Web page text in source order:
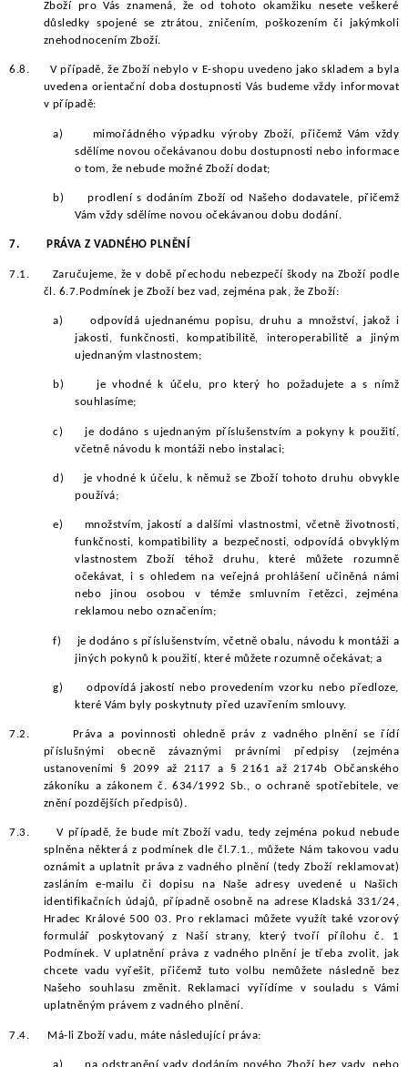
Zboží pro Vás znamená, že od tohoto okamžiku nesete veškeré
důsledky spojené se ztrátou, zničením, poškozením či jakýmkoli
znehodnocením Zboží.
6.8.
V případě, že Zboží nebylo v E-shopu uvedeno jako skladem a byla
uvedena orientační doba dostupnosti Vás budeme vždy informovat
v případě:
a)
mimořádného výpadku výroby Zboží, přičemž Vám vždy
sdělíme novou očekávanou dobu dostupnosti nebo informace
o tom, že nebude možné Zboží dodat;
b)
prodlení s dodáním Zboží od Našeho dodavatele, přičemž
Vám vždy sdělíme novou očekávanou dobu dodání.
7. PRÁVA Z VADNÉHO PLNĚNÍ
7.1.
Zaručujeme, že v době přechodu nebezpečí škody na Zboží podle
čl. 6.7.Podmínek je Zboží bez vad, zejména pak, že Zboží:
a)
odpovídá ujednanému popisu, druhu a množství, jakož i
jakosti, funkčnosti, kompatibilitě, interoperabilitě a jiným
ujednaným vlastnostem;
b)
je vhodné k účelu, pro který ho požadujete a s nímž
souhlasíme;
c)
je dodáno s ujednaným příslušenstvím a pokyny k použití,
včetně návodu k montáži nebo instalaci;
d)
je vhodné k účelu, k němuž se Zboží tohoto druhu obvykle
používá;
e)
množstvím, jakostí a dalšími vlastnostmi, včetně životnosti,
funkčnosti, kompatibility a bezpečnosti, odpovídá obvyklým
vlastnostem Zboží téhož druhu, které můžete rozumně
očekávat, i s ohledem na veřejná prohlášení učiněná námi
nebo jinou osobou v témže smluvním řetězci, zejména
reklamou nebo označením;
f)
je dodáno s příslušenstvím, včetně obalu, návodu k montáži a
jiných pokynů k použití, které můžete rozumně očekávat; a
g)
odpovídá jakostí nebo provedením vzorku nebo předloze,
které Vám byly poskytnuty před uzavřením smlouvy.
7.2.
Práva a povinnosti ohledně práv z vadného plnění se řídí
příslušnými obecně závaznými právními předpisy (zejména
ustanoveními § 2099 až 2117 a § 2161 až 2174b Občanského
zákoníku a zákonem č. 634/1992 Sb., o ochraně spotřebitele, ve
znění pozdějších předpisů).
7.3.
V případě, že bude mít Zboží vadu, tedy zejména pokud nebude
splněna některá z podmínek dle čl.7.1., můžete Nám takovou vadu
oznámit a uplatnit práva z vadného plnění (tedy Zboží reklamovat)
zasláním e-mailu či dopisu na Naše adresy uvedené u Našich
identifikačních údajů, případně osobně na adrese Kladská 331/24,
Hradec Králové 500 03. Pro reklamaci můžete využít také vzorový
formulář poskytovaný z Naší strany, který tvoří přílohu č. 1
Podmínek. V uplatnění práva z vadného plnění je třeba zvolit, jak
chcete vadu vyřešit, přičemž tuto volbu nemůžete následně bez
Našeho souhlasu změnit. Reklamaci vyřídíme v souladu s Vámi
uplatněným právem z vadného plnění.
7.4. Má-li Zboží vadu, máte následující práva: